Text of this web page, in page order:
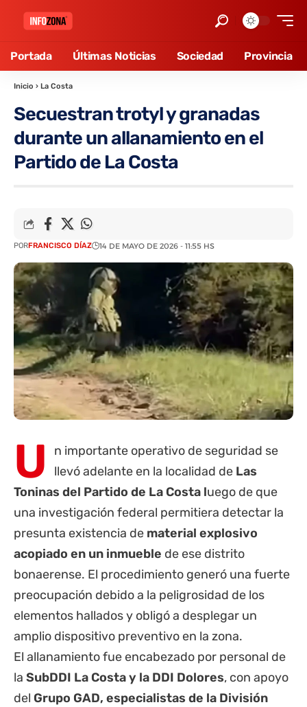
Portada Últimas Noticias Sociedad Provincia
Inicio › La Costa
Secuestran trotyl y granadas
durante un allanamiento en el
Partido de La Costa
PORFRANCISCO DÍAZ 14 DE MAYO DE 2026 - 11:55 HS
U
n importante operativo de seguridad se
llevó adelante en la localidad de Las
Toninas del Partido de La Costa luego de que
una investigación federal permitiera detectar la
presunta existencia de material explosivo
acopiado en un inmueble de ese distrito
bonaerense. El procedimiento generó una fuerte
preocupación debido a la peligrosidad de los
elementos hallados y obligó a desplegar un
amplio dispositivo preventivo en la zona.
El allanamiento fue encabezado por personal de
la SubDDI La Costa y la DDI Dolores, con apoyo
del Grupo GAD, especialistas de la División